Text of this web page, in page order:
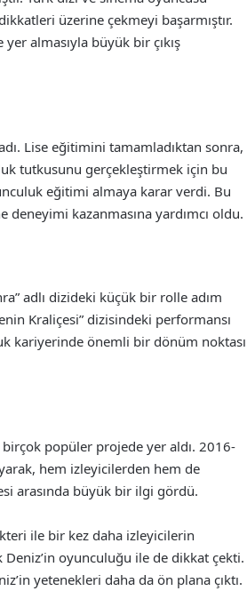
üzerine çekmeyi başarmıştır.
almasıyla büyük bir çıkış
Lise eğitimini tamamladıktan sonra,
tutkusunu gerçekleştirmek için bu
eğitimi almaya karar verdi. Bu
kazanmasına yardımcı oldu.
adlı dizideki küçük bir rolle adım
Kraliçesi” dizisindeki performansı
kariyerinde önemli bir dönüm noktası
birçok popüler projede yer aldı. 2016-
hem izleyicilerden hem de
arasında büyük bir ilgi gördü.
ile bir kez daha izleyicilerin
oyunculuğu ile de dikkat çekti.
yetenekleri daha da ön plana çıktı.